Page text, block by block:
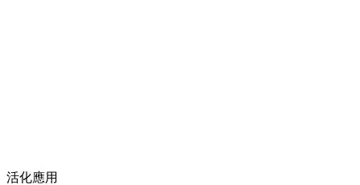
活化應用